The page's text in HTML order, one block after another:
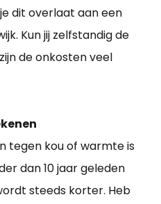
dit overlaat aan een
Kun jij zelfstandig de
de onkosten veel
tegen kou of warmte is
dan 10 jaar geleden
steeds korter. Heb